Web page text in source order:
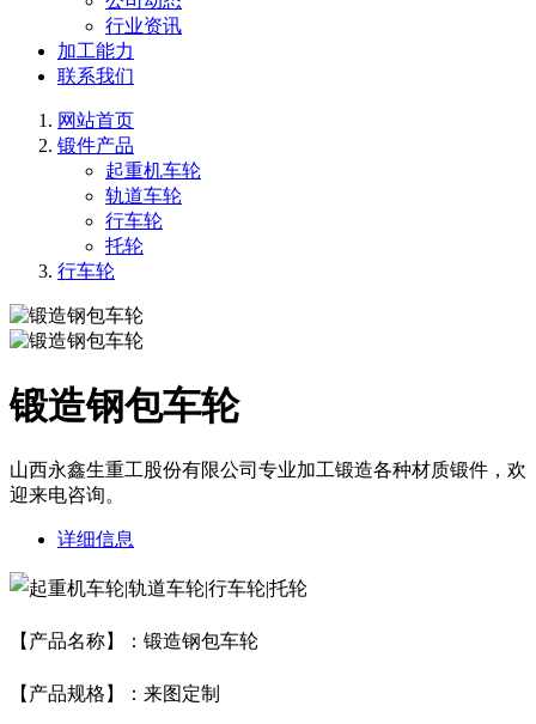
行业资讯
加工能力
联系我们
网站首页
锻件产品
起重机车轮
轨道车轮
行车轮
托轮
行车轮
锻造钢包车轮
山西永鑫生重工股份有限公司专业加工锻造各种材质锻件，欢
迎来电咨询。
详细信息
【产品名称】：锻造钢包车轮
【产品规格】：来图定制